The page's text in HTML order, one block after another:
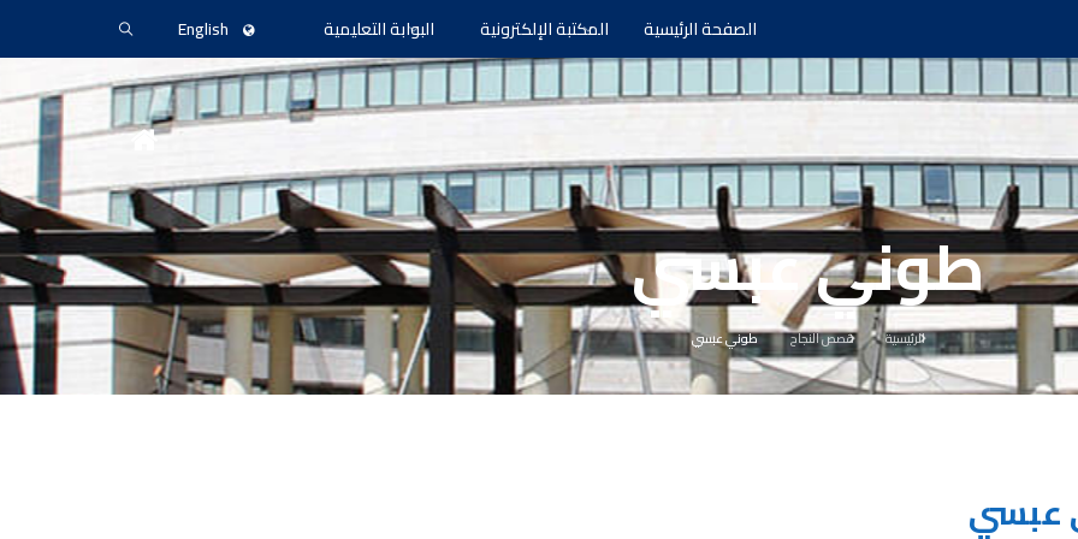
الصفحة الرئيسية المكتبة الإلكترونية البوابة التعليمية English
طوني عبسي
الرئيسية قصص النجاح طوني عبسي
عبسي